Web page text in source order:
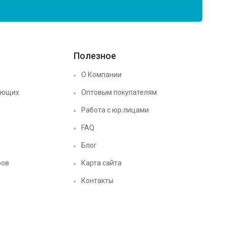
Полезное
О Компании
Оптовым покупателям
Работа с юр.лицами
FAQ
Блог
Карта сайта
Контакты